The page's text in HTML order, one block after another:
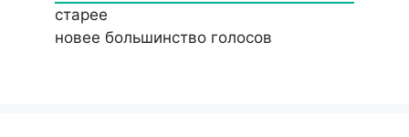
старее
новее большинство голосов